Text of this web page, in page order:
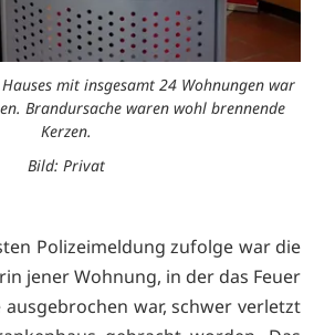
mit insgesamt 24 Wohnungen war
Brandursache waren wohl brennende
Kerzen.
Bild: Privat
Polizeimeldung zufolge war die
jener Wohnung, in der das Feuer
ausgebrochen war, schwer verletzt